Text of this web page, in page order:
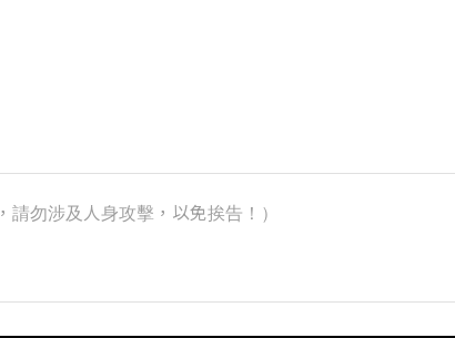
請勿涉及人身攻擊，以免挨告！）